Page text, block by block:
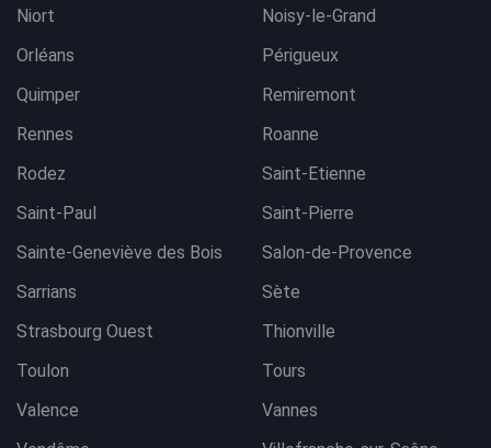
Niort
Noisy-le-Grand
Orléans
Périgueux
Quimper
Remiremont
Rennes
Roanne
Rodez
Saint-Etienne
Saint-Paul
Saint-Pierre
Sainte-Geneviève des Bois
Salon-de-Provence
Sarrians
Sète
Strasbourg Ouest
Thionville
Toulon
Tours
Valence
Vannes